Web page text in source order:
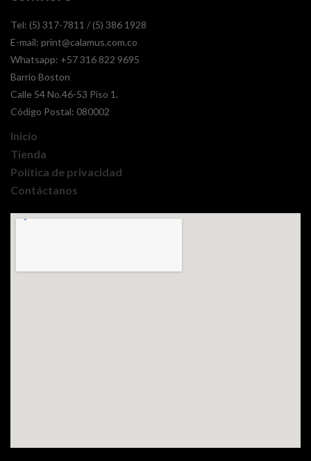
Tel: (5) 317-7811 / (5) 386 1928
E-mail: print@calamus.com.co
Whatsapp: +57 316 822 9695
Barrio Boston
Calle 54 No.46-53 Piso 1.
Código Postal: 080002
Inicio
Tienda
Política de privacidad
Contáctanos